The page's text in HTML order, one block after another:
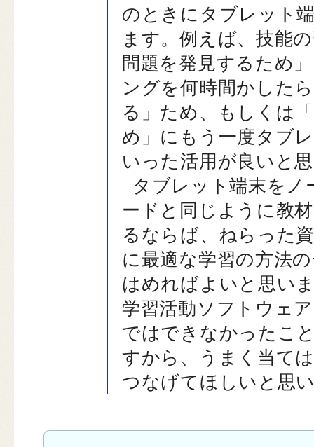
のときにタブレット
ます。例えば、技能
問題を発見するため
ングを何時間かした
る」ため、もしくは
め」にもう一度タブ
いった活用が良いと
タブレット端末をノ
ードと同じように教
るならば、ねらった
に最適な学習の方法
はめればよいと思い
学習活動ソフトウェ
ではできなかったこ
すから、うまく当て
つなげてほしいと思